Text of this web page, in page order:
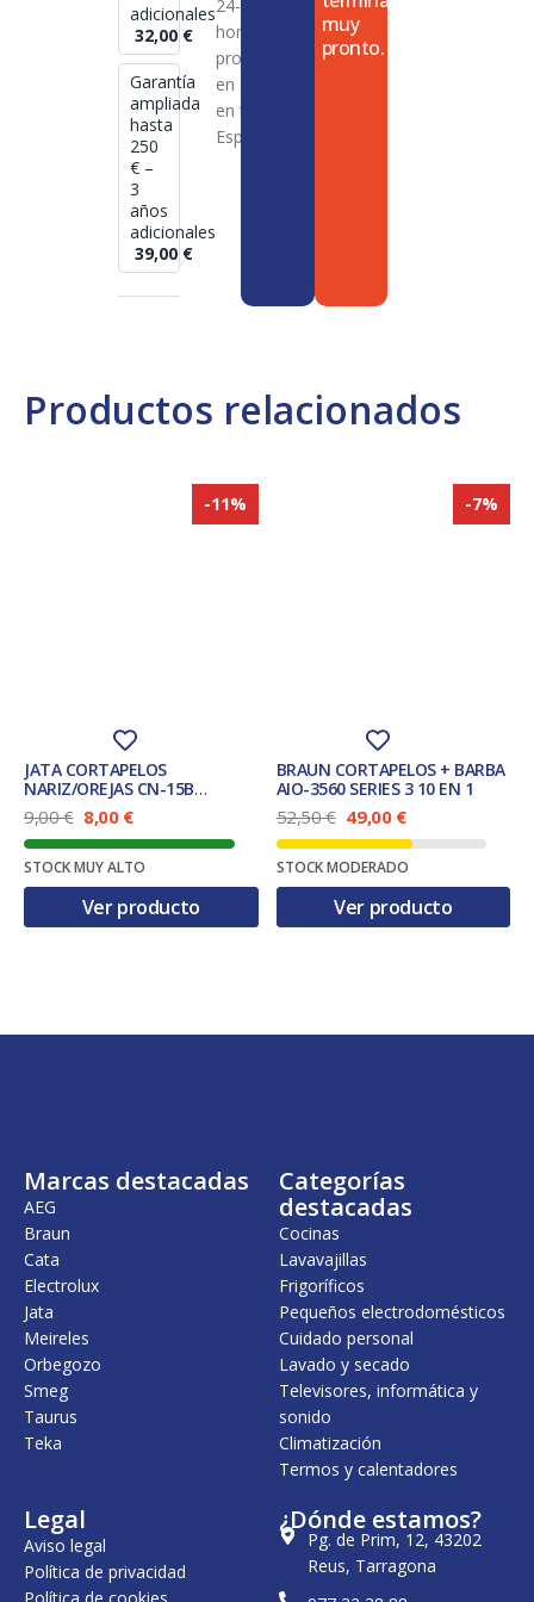
Productos relacionados
-11%
JATA CORTAPELOS
NARIZ/OREJAS CN-15B
PERFILADOR
9,00€ E
l
p
r
e
c
g
a
0
.
8,00 €E
l
p
r
c
u
,
STOCK MUY ALTO
Ver producto
-7%
BRAUN CORTAPELOS + BARBA
AIO-3560 SERIES 3 10 EN 1
52,50€ E
l
p
r
e
c
g
a
:
5
,
5
€
.
49,00 €E
l
p
r
e
c
u
,
0
STOCK MODERADO
Ver producto
adicionales
32,00 €
Garantía
ampliada
hasta
250
€ –
3
años
adicionales
39,00 €
24-72
horas en
productos
en stock
en toda
España
muy
pronto.
Marcas destacadas
AEG
Braun
Cata
Electrolux
Jata
Meireles
Orbegozo
Smeg
Taurus
Teka
Categorías
destacadas
Cocinas
Lavavajillas
Frigoríficos
Pequeños electrodomésticos
Cuidado personal
Lavado y secado
Televisores, informática y
sonido
Climatización
Termos y calentadores
Legal
Aviso legal
Política de privacidad
¿Dónde estamos?
Pg. de Prim, 12, 43202
Reus, Tarragona